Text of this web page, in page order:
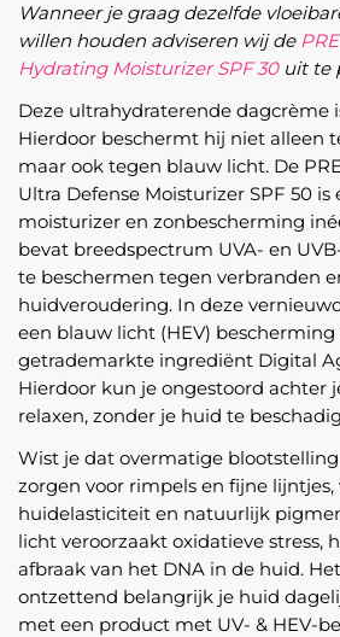
Wanneer je graag dezelfde
willen houden adviseren wij de
Hydrating Moisturizer SPF 30 uit te
Deze ultrahydraterende dagcrème
Hierdoor beschermt hij niet alleen
maar ook tegen blauw licht. De
Ultra Defense Moisturizer SPF 50 is
moisturizer en zonbescherming
bevat breedspectrum UVA- en
te beschermen tegen verbranden
huidveroudering. In deze
een blauw licht (HEV)
getrademarkte ingrediënt Digital
Hierdoor kun je ongestoord achter
relaxen, zonder je huid te
Wist je dat overmatige
zorgen voor rimpels en fijne
huidelasticiteit en natuurlijk
licht veroorzaakt oxidatieve stress,
afbraak van het DNA in de huid.
ontzettend belangrijk je huid
met een product met UV- & HEV-